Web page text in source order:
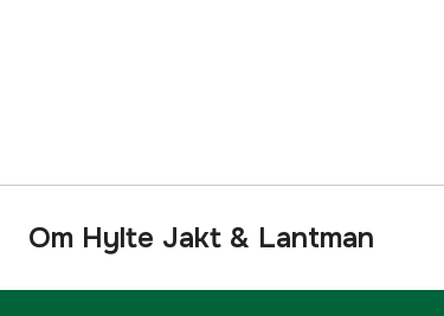
Om Hylte Jakt & Lantman